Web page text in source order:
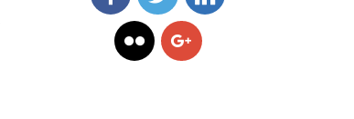
FacebookTwitter